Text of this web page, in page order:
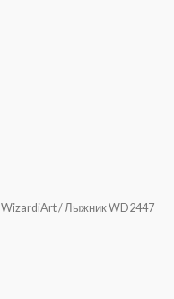
WizardiArt/ Лыжник WD2447